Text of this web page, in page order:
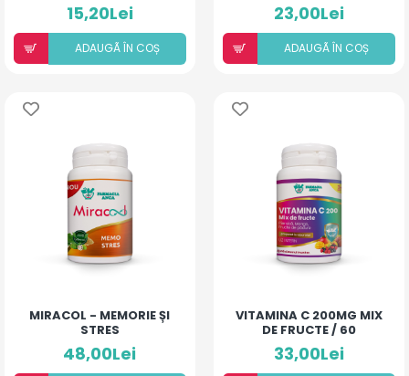
15,20Lei
ADAUGÃ ÎN COȘ
23,00Lei
ADAUGÃ ÎN COȘ
MIRACOL - MEMORIE ȘI
STRES
48,00Lei
VITAMINA C 200MG MIX
DE FRUCTE / 60
COMPRIMATE
33,00Lei